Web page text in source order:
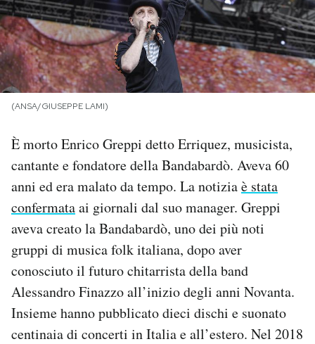
PODCAST
NEWSLETTER
SHOP
CALENDARIO
AREA PERSONALE
Area Personale
Newsletter
(ANSA/GIUSEPPE LAMI)
È morto Enrico Greppi detto Erriquez, musicista,
cantante e fondatore della Bandabardò. Aveva 60
anni ed era malato da tempo. La notiziaè stata
confermataai giornali dal suo manager. Greppi
aveva creato la Bandabardò, uno dei più noti
gruppi di musica folk italiana, dopo aver
conosciuto il futuro chitarrista della band
Alessandro Finazzo all’inizio degli anni Novanta.
Insieme hanno pubblicato dieci dischi e suonato
centinaia di concerti in Italia e all’estero. Nel 2018